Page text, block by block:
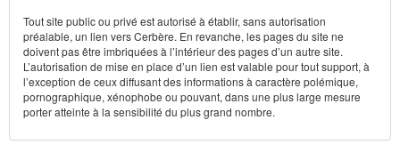
Tout site public ou privé est autorisé à établir, sans autorisation
préalable, un lien vers Cerbère. En revanche, les pages du site ne
doivent pas être imbriquées à l’intérieur des pages d’un autre site.
L’autorisation de mise en place d’un lien est valable pour tout support, à
l’exception de ceux diffusant des informations à caractère polémique,
pornographique, xénophobe ou pouvant, dans une plus large mesure
porter atteinte à la sensibilité du plus grand nombre.